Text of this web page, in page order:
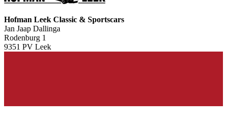
Hofman Leek Classic & Sportscars
Jan Jaap Dallinga
Rodenburg 1
9351 PV Leek